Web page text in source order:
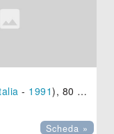
- 1991), 80 min.
Scheda »